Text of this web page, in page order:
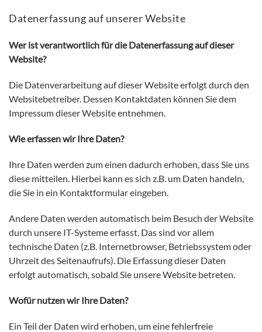
Datenerfassung auf unserer Website
Wer ist verantwortlich für die Datenerfassung auf dieser
Website?
Die Datenverarbeitung auf dieser Website erfolgt durch den
Websitebetreiber. Dessen Kontaktdaten können Sie dem
Impressum dieser Website entnehmen.
Wie erfassen wir Ihre Daten?
Ihre Daten werden zum einen dadurch erhoben, dass Sie uns
diese mitteilen. Hierbei kann es sich z.B. um Daten handeln,
die Sie in ein Kontaktformular eingeben.
Andere Daten werden automatisch beim Besuch der Website
durch unsere IT-Systeme erfasst. Das sind vor allem
technische Daten (z.B. Internetbrowser, Betriebssystem oder
Uhrzeit des Seitenaufrufs). Die Erfassung dieser Daten
erfolgt automatisch, sobald Sie unsere Website betreten.
Wofür nutzen wir Ihre Daten?
Ein Teil der Daten wird erhoben, um eine fehlerfreie